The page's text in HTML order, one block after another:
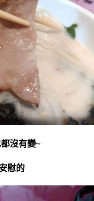
沒有變~
慰的